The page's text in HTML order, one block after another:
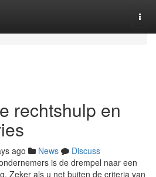
rechtshulp en
ago News
Discuss
is de drempel naar een
Zeker als u net buiten de criteria van